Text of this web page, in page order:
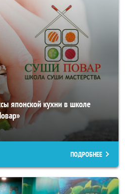
японской кухни в школе
ПОДРОБНЕЕ